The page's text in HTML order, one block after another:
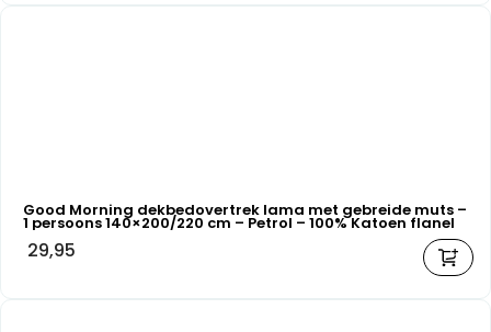
Good Morning dekbedovertrek lama met gebreide muts –
1 persoons 140×200/220 cm – Petrol – 100% Katoen flanel
29,95